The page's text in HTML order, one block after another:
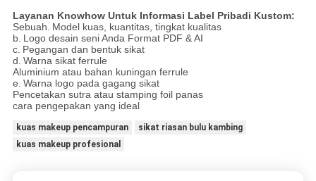
Layanan Knowhow Untuk Informasi Label Pribadi Kustom:
Sebuah. Model kuas, kuantitas, tingkat kualitas
b. Logo desain seni Anda Format PDF & AI
c. Pegangan dan bentuk sikat
d. Warna sikat ferrule
Aluminium atau bahan kuningan ferrule
e. Warna logo pada gagang sikat
Pencetakan sutra atau stamping foil panas
cara pengepakan yang ideal
kuas makeup pencampuran
sikat riasan bulu kambing
kuas makeup profesional